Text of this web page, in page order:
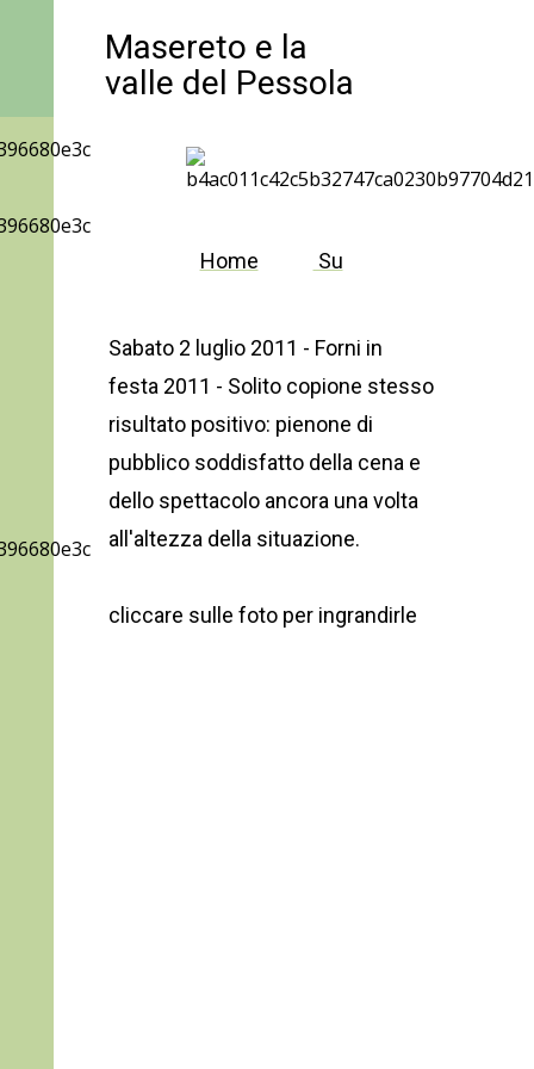
Masereto e la
valle del Pessola
Home Su
Sabato 2 luglio 2011 - Forni in
festa 2011 - Solito copione stesso
risultato positivo: pienone di
pubblico soddisfatto della cena e
dello spettacolo ancora una volta
all'altezza della situazione.
cliccare sulle foto per ingrandirle